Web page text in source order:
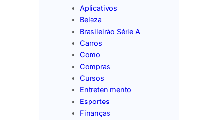
Aplicativos
Beleza
Brasileirão Série A
Carros
Como
Compras
Cursos
Entretenimento
Esportes
Finanças